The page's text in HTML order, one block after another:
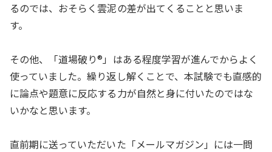
るのでは、おそらく雲泥の差が出てくることと思いま
す。
その他、「道場破り®」はある程度学習が進んでからよく
使っていました。繰り返し解くことで、本試験でも直感的
に論点や題意に反応する力が自然と身に付いたのではな
いかなと思います。
直前期に送っていただいた「メールマガジン」には一問